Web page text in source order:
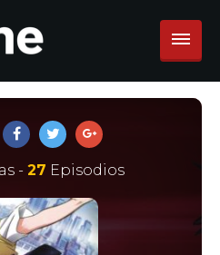
- 27 Episodios